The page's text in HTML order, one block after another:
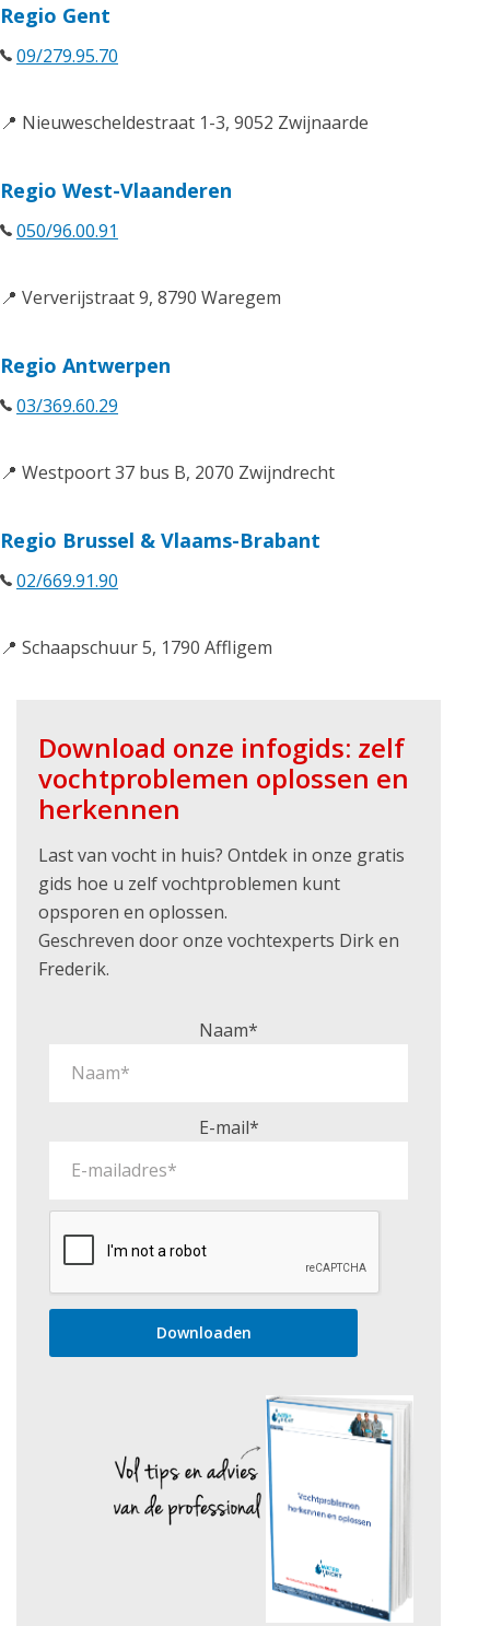
Regio Gent
09/279.95.70
📍 Nieuwescheldestraat 1-3, 9052 Zwijnaarde
Regio West-Vlaanderen
050/96.00.91
📍 Ververijstraat 9, 8790 Waregem
Regio Antwerpen
03/369.60.29
📍 Westpoort 37 bus B, 2070 Zwijndrecht
Regio Brussel & Vlaams-Brabant
02/669.91.90
📍 Schaapschuur 5, 1790 Affligem
Download onze infogids: zelf
vochtproblemen oplossen en
herkennen
Last van vocht in huis? Ontdek in onze gratis
gids hoe u zelf vochtproblemen kunt
opsporen en oplossen.
Geschreven door onze vochtexperts Dirk en
Frederik.
Naam*
E-mail*